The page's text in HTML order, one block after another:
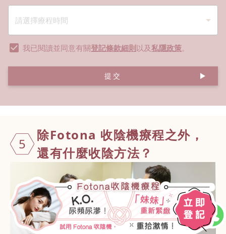
我已閱讀並同意有關登記條款細則以及私隱政策。
提交
5
除Fotona 收陰機療程之外，
還有什麼收陰方法？